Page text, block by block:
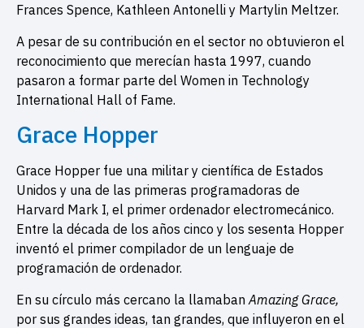
Frances Spence, Kathleen Antonelli y Martylin Meltzer.
A pesar de su contribución en el sector no obtuvieron el
reconocimiento que merecían hasta 1997, cuando
pasaron a formar parte del Women in Technology
International Hall of Fame.
Grace Hopper
Grace Hopper fue una militar y científica de Estados
Unidos y una de las primeras programadoras de
Harvard Mark I, el primer ordenador electromecánico.
Entre la década de los años cinco y los sesenta Hopper
inventó el primer compilador de un lenguaje de
programación de ordenador.
En su círculo más cercano la llamaban Amazing Grace,
por sus grandes ideas, tan grandes, que influyeron en el